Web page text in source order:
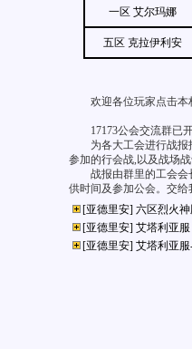
一区 艾尔玛娜
五区 克拉伊利安
欢迎各位玩家点击本
17173公会交流群已开
为各大工会进行战报
参加的行会战,以及战场
战报由群里的工会会
供时间及参加公会。交
[亚德里安] 六区烈火
[亚德里安] 艾塔利亚
[亚德里安] 艾塔利亚